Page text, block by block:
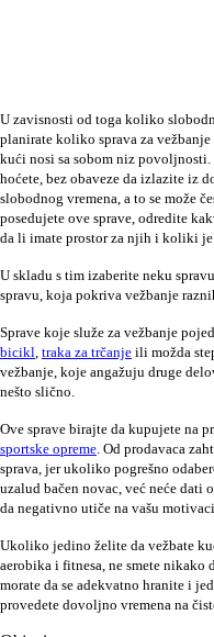
U zavisnosti od toga koliko
planirate koliko sprava za vežbanje
kući nosi sa sobom niz
hoćete, bez obaveze da izlazite iz
slobodnog vremena, a to se može
posedujete ove sprave, odredite
da li imate prostor za njih i koliki
U skladu s tim izaberite neku
spravu, koja pokriva vežbanje
Sprave koje služe za vežbanje
bicikl, traka za trčanje ili možda
vežbanje, koje angažuju druge
nešto slično.
Ove sprave birajte da kupujete na
sportske opreme. Od prodavaca
sprava, jer ukoliko pogrešno
uzalud bačen novac, već neće dati
da negativno utiče na vašu
Ukoliko jedino želite da vežbate
aerobika i fitnesa, ne smete nikako
morate da se adekvatno hranite i
provedete dovoljno vremena na